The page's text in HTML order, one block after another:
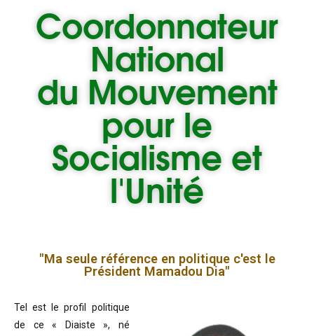
Coordonnateur
National
du Mouvement
pour le
Socialisme et
l'Unité
"Ma seule référence en politique c'est le
Président Mamadou Dia"
Tel est le profil politique
de ce « Diaiste », né